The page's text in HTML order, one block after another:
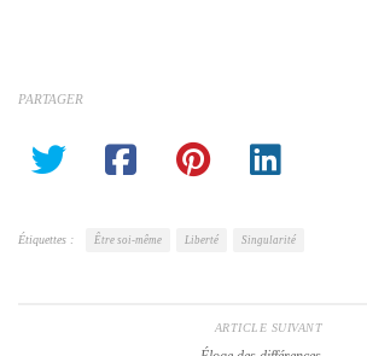
PARTAGER
Étiquettes : Être soi-même Liberté Singularité
ARTICLE SUIVANT